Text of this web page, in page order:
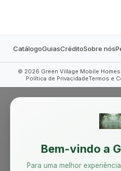
CatálogoGuiasCréditoSobre nós
© 2026 Green Village Mobile
Política de PrivacidadeTermos e
Bem-vindo a
Para uma melhor